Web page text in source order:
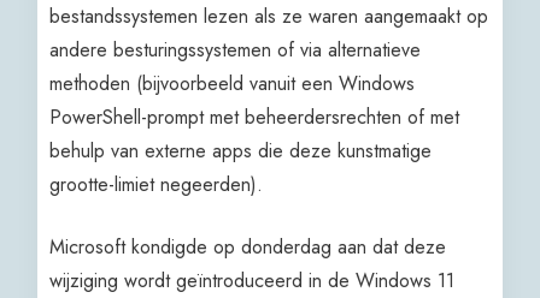
bestandssystemen lezen als ze waren aangemaakt op
andere besturingssystemen of via alternatieve
methoden (bijvoorbeeld vanuit een Windows
PowerShell-prompt met beheerdersrechten of met
behulp van externe apps die deze kunstmatige
grootte-limiet negeerden).
Microsoft kondigde op donderdag aan dat deze
wijziging wordt geïntroduceerd in de Windows 11